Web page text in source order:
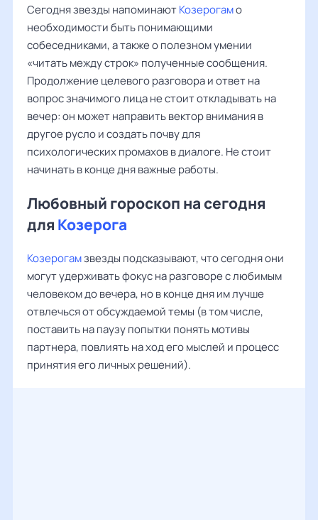
Сегодня звезды напоминаютКозерогамо
необходимости быть понимающими
собеседниками, а также о полезном умении
«читать между строк» полученные сообщения.
Продолжение целевого разговора и ответ на
вопрос значимого лица не стоит откладывать на
вечер: он может направить вектор внимания в
другое русло и создать почву для
психологических промахов в диалоге. Не стоит
начинать в конце дня важные работы.
Любовный гороскоп на сегодня
для Козерога
Козерогамзвезды подсказывают, что сегодня они
могут удерживать фокус на разговоре с любимым
человеком до вечера, но в конце дня им лучше
отвлечься от обсуждаемой темы (в том числе,
поставить на паузу попытки понять мотивы
партнера, повлиять на ход его мыслей и процесс
принятия его личных решений).